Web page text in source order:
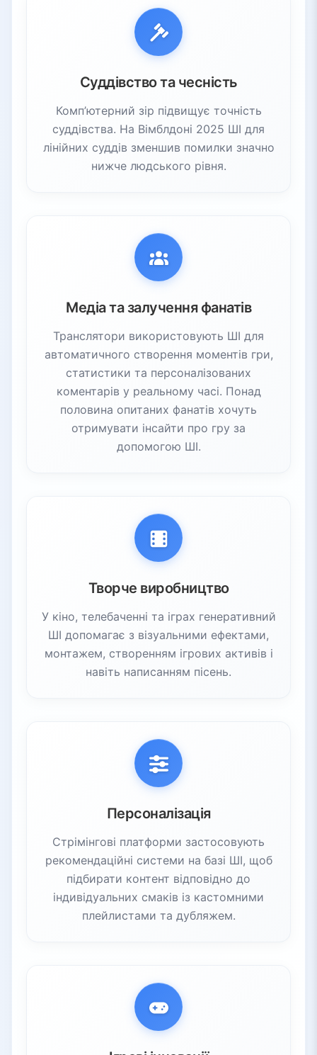
Суддівство та чесність
Комп’ютерний зір підвищує точність
суддівства. На Вімблдоні 2025 ШІ для
лінійних суддів зменшив помилки значно
нижче людського рівня.
Медіа та залучення фанатів
Транслятори використовують ШІ для
автоматичного створення моментів гри,
статистики та персоналізованих
коментарів у реальному часі. Понад
половина опитаних фанатів хочуть
отримувати інсайти про гру за
допомогою ШІ.
Творче виробництво
У кіно, телебаченні та іграх генеративний
ШІ допомагає з візуальними ефектами,
монтажем, створенням ігрових активів і
навіть написанням пісень.
Персоналізація
Стрімінгові платформи застосовують
рекомендаційні системи на базі ШІ, щоб
підбирати контент відповідно до
індивідуальних смаків із кастомними
плейлистами та дубляжем.